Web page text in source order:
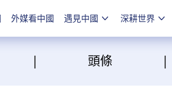
外媒看中國 遇見中國 深耕世界
頭條